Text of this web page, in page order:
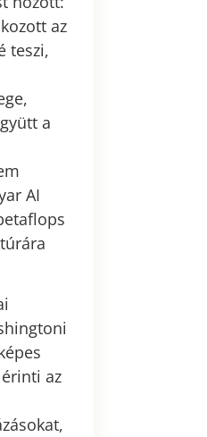
az
teszi,
a
AI
az